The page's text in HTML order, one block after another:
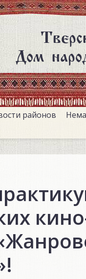
Дом
районов